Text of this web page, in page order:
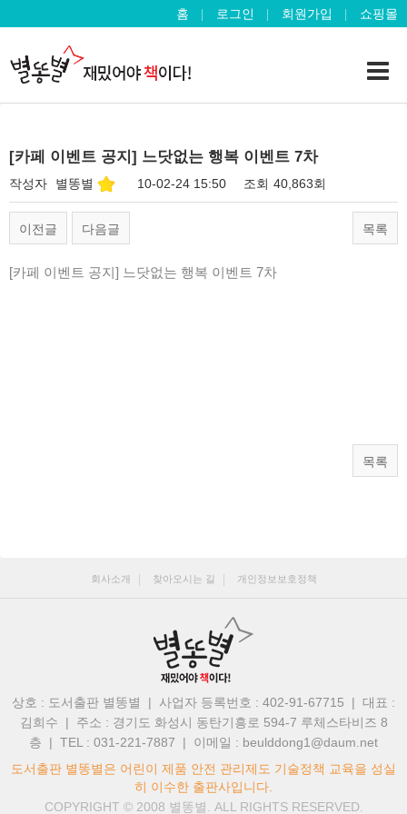
홈 로그인 회원가입 쇼핑몰
[카페 이벤트 공지] 느닷없는 행복 이벤트 7차
작성자 별똥별 10-02-24 15:50 조회 40,863회
이전글 다음글 목록
[카페 이벤트 공지] 느닷없는 행복 이벤트 7차
목록
회사소개 찾아오시는 길 개인정보보호정책
상호 : 도서출판 별똥별 | 사업자 등록번호 : 402-91-67715 | 대표 :
김희수 | 주소 : 경기도 화성시 동탄기흥로 594-7 루체스타비즈 8
층 | TEL : 031-221-7887 | 이메일 : beulddong1@daum.net
도서출판 별똥별은 어린이 제품 안전 관리제도 기술정책 교육을 성실
히 이수한 출판사입니다.
COPYRIGHT © 2008 별똥별. ALL RIGHTS RESERVED.